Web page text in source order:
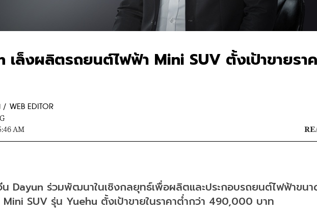
เล็งผลิตรถยนต์ไฟฟ้า Mini SUV ตั้งเป้าขายรา
EDITOR
AM
Dayun ร่วมพัฒนาในเชิงกลยุทธ์เพื่อผลิตและประกอบรถยนต์ไฟฟ้าขนา
Mini SUV รุ่น Yuehu ตั้งเป้าขายในราคาต่ำกว่า 490,000 บาท